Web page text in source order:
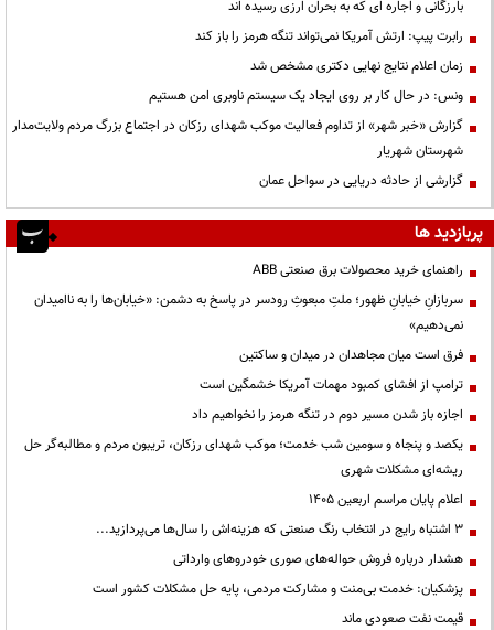
بارزگانی و اجاره ای که به بحران ارزی رسیده اند
رابرت پیپ: ارتش آمریکا نمی‌تواند تنگه هرمز را باز کند
زمان اعلام نتایج نهایی دکتری مشخص شد
ونس: در حال کار بر روی ایجاد یک سیستم ناوبری امن هستیم
گزارش «خبر شهر» از تداوم فعالیت موکب شهدای رزکان در اجتماع بزرگ مردم ولایت‌مدار
شهرستان شهریار
گزارشی از حادثه دریایی در سواحل عمان
پربازدید ها
راهنمای خرید محصولات برق صنعتی ABB
سربازانِ خیابانِ ظهور؛ ملتِ مبعوثِ رودسر در پاسخ به دشمن: «خیابان‌ها را به ناامیدان
نمی‌دهیم»
فرق است میان مجاهدان در میدان و ساکتین
ترامپ از افشای کمبود مهمات آمریکا خشمگین است
اجازه باز شدن مسیر دوم در تنگه هرمز را نخواهیم داد
یکصد و پنجاه و سومین شب خدمت؛ موکب شهدای رزکان، تریبون مردم و مطالبه‌گر حل
ریشه‌ای مشکلات شهری
اعلام پایان مراسم اربعین ۱۴۰۵
3 اشتباه رایج در انتخاب رنگ صنعتی که هزینه‌اش را سال‌ها می‌پردازید...
هشدار درباره فروش حواله‌های صوری خودروهای وارداتی
پزشکیان: خدمت بی‌منت و مشارکت مردمی، پایه حل مشکلات کشور است
قیمت نفت صعودی ماند